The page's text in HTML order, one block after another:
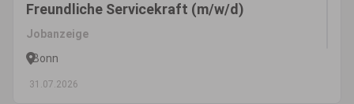
Freundliche Servicekraft (m/w/d)
Jobanzeige
Bonn
31.07.2026